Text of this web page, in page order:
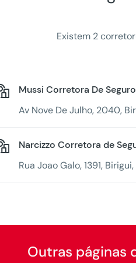
Existem 2
Mussi Corretora De
Av Nove De Julho, 2040,
Narcizzo Corretora de
Rua Joao Galo, 1391,
Outras páginas